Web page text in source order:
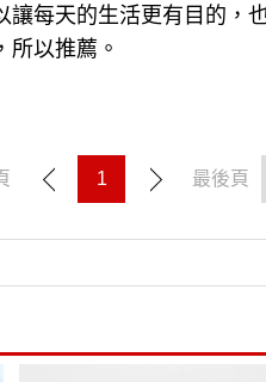
讓每天的生活更有目的，
所以推薦。
1 最後頁